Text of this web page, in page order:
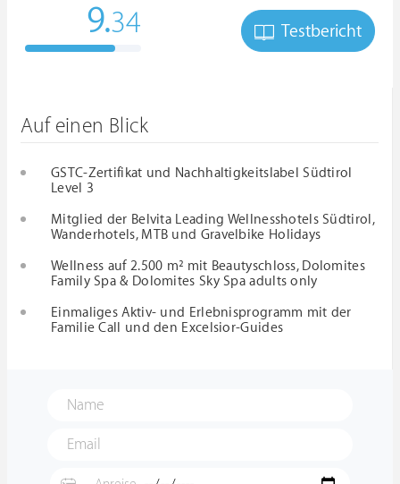
9.34 Testbericht
Auf einen Blick
GSTC-Zertifikat und Nachhaltigkeitslabel Südtirol
Level 3
Mitglied der Belvita Leading Wellnesshotels Südtirol,
Wanderhotels, MTB und Gravelbike Holidays
Wellness auf 2.500 m² mit Beautyschloss, Dolomites
Family Spa & Dolomites Sky Spa adults only
Einmaliges Aktiv- und Erlebnisprogramm mit der
Familie Call und den Excelsior-Guides